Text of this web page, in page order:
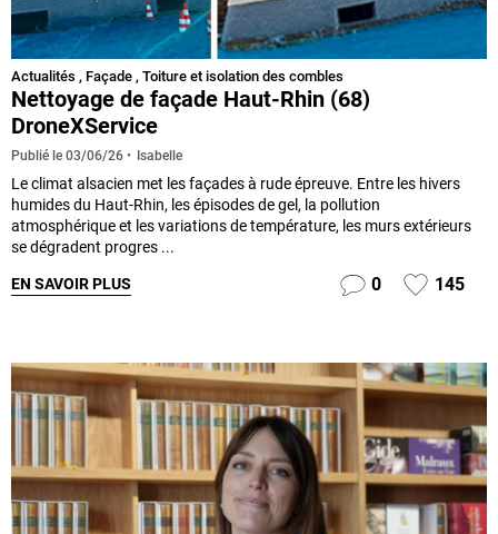
Actualités , Façade , Toiture et isolation des combles
Nettoyage de façade Haut-Rhin (68)
DroneXService
Publié le 03/06/26 Isabelle
Le climat alsacien met les façades à rude épreuve. Entre les hivers
humides du Haut-Rhin, les épisodes de gel, la pollution
atmosphérique et les variations de température, les murs extérieurs
se dégradent progres ...
EN SAVOIR PLUS 0 145